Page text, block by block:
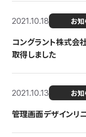
2021.10.18 お知
コングラント株式会
取得しました
2021.10.13 お知
管理画面デザインリ